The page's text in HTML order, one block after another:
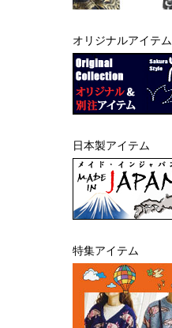
オリジナルアイテム
日本製アイテム
特集アイテム